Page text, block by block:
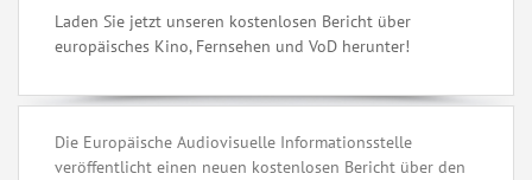
Laden Sie jetzt unseren kostenlosen Bericht über
europäisches Kino, Fernsehen und VoD herunter!
Die Europäische Audiovisuelle Informationsstelle
veröffentlicht einen neuen kostenlosen Bericht über den